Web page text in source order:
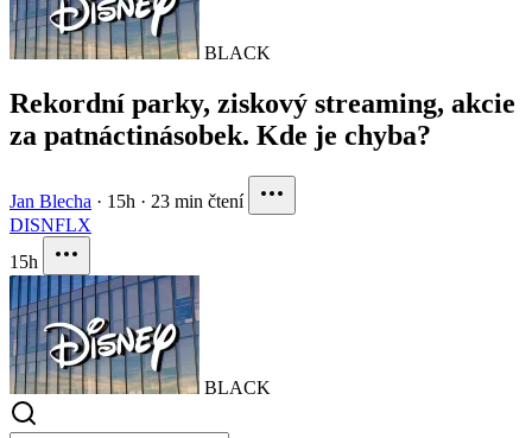
BLACK
Rekordní parky, ziskový streaming, akcie
za patnáctinásobek. Kde je chyba?
Jan Blecha · 15h · 23 min čtení
DISNFLX
15h
BLACK